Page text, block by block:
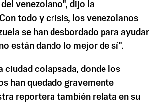
venezolano", dijo la
todo y crisis, los venezolanos
se han desbordado para ayudar
están dando lo mejor de sí".
ciudad colapsada, donde los
han quedado gravemente
reportera también relata en su